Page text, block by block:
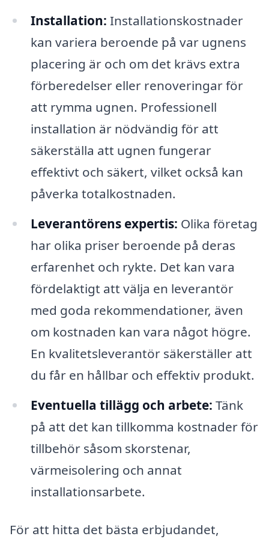
Installation: Installationskostnader
kan variera beroende på var ugnens
placering är och om det krävs extra
förberedelser eller renoveringar för
att rymma ugnen. Professionell
installation är nödvändig för att
säkerställa att ugnen fungerar
effektivt och säkert, vilket också kan
påverka totalkostnaden.
Leverantörens expertis: Olika företag
har olika priser beroende på deras
erfarenhet och rykte. Det kan vara
fördelaktigt att välja en leverantör
med goda rekommendationer, även
om kostnaden kan vara något högre.
En kvalitetsleverantör säkerställer att
du får en hållbar och effektiv produkt.
Eventuella tillägg och arbete: Tänk
på att det kan tillkomma kostnader för
tillbehör såsom skorstenar,
värmeisolering och annat
installationsarbete.
För att hitta det bästa erbjudandet,